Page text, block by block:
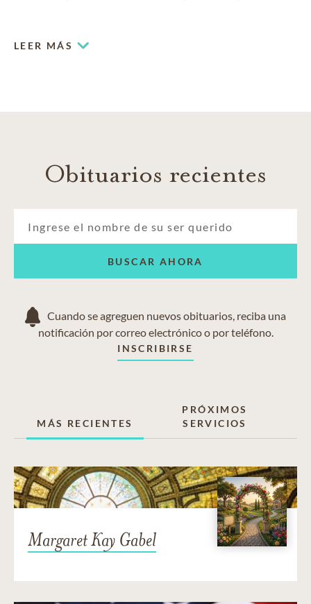
LEER MÁS
Obituarios recientes
BUSCAR AHORA
Cuando se agreguen nuevos obituarios, reciba una
notificación por correo electrónico o por teléfono.
INSCRIBIRSE
MÁS RECIENTES
PRÓXIMOS
SERVICIOS
Margaret Kay Gabel